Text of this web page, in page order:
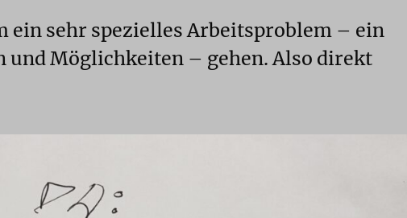
ein sehr spezielles Arbeitsproblem – ein
und Möglichkeiten – gehen. Also direkt